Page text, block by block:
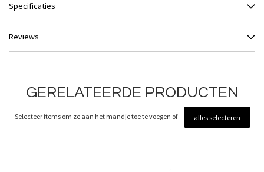
Specificaties
Reviews
GERELATEERDE PRODUCTEN
Selecteer items om ze aan het mandje toe te voegen of alles selecteren